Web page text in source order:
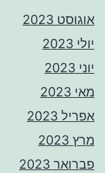
אוגוסט 2023
יולי 2023
יוני 2023
מאי 2023
אפריל 2023
מרץ 2023
פברואר 2023